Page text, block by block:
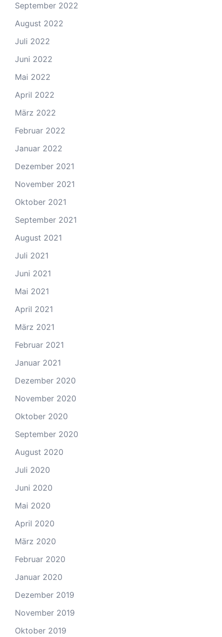
September 2022
August 2022
Juli 2022
Juni 2022
Mai 2022
April 2022
März 2022
Februar 2022
Januar 2022
Dezember 2021
November 2021
Oktober 2021
September 2021
August 2021
Juli 2021
Juni 2021
Mai 2021
April 2021
März 2021
Februar 2021
Januar 2021
Dezember 2020
November 2020
Oktober 2020
September 2020
August 2020
Juli 2020
Juni 2020
Mai 2020
April 2020
März 2020
Februar 2020
Januar 2020
Dezember 2019
November 2019
Oktober 2019